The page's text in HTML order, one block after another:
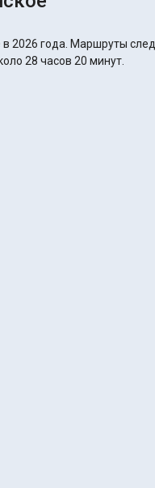
2026 года. Маршруты
28 часов 20 минут.